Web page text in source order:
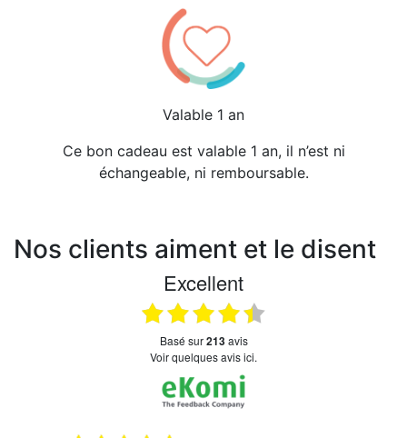
Valable 1 an
Ce bon cadeau est valable 1 an, il n’est ni
échangeable, ni remboursable.
Nos clients aiment et le disent
Excellent
basé sur213avis
Voir quelques avis ici.